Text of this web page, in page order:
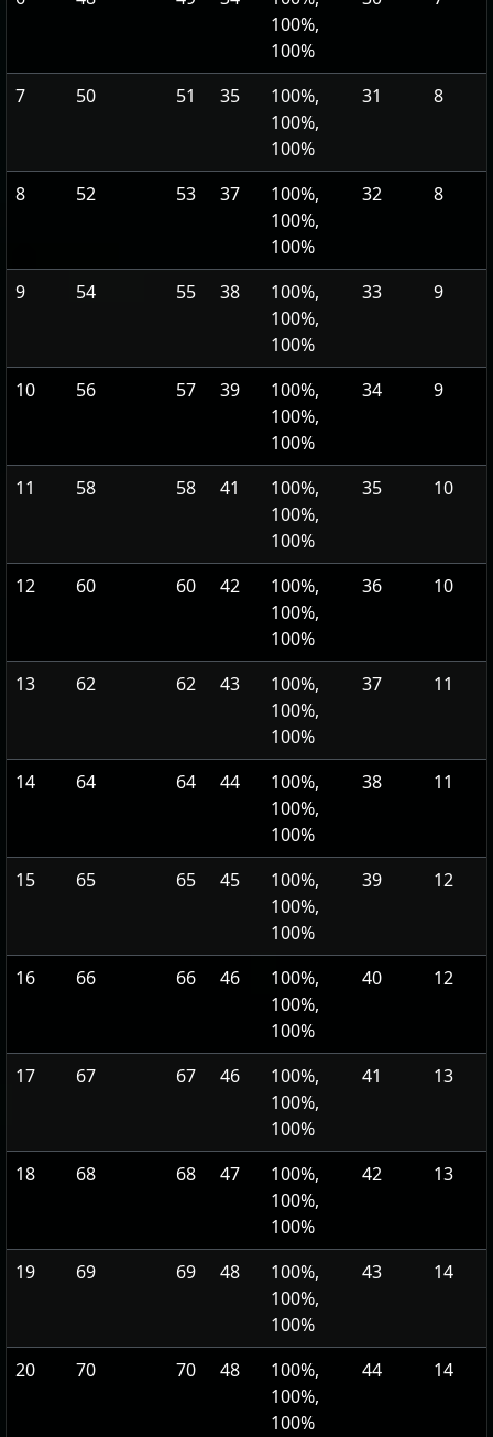
100%,
100%
7 50 51 35
100%,
100%,
100%
31 8
8 52 53 37
100%,
100%,
100%
32 8
9 54 55 38
100%,
100%,
100%
33 9
10 56 57 39
100%,
100%,
100%
34 9
11 58 58 41
100%,
100%,
100%
35 10
12 60 60 42
100%,
100%,
100%
36 10
13 62 62 43
100%,
100%,
100%
37 11
14 64 64 44
100%,
100%,
100%
38 11
15 65 65 45
100%,
100%,
100%
39 12
16 66 66 46
100%,
100%,
100%
40 12
17 67 67 46
100%,
100%,
100%
41 13
18 68 68 47
100%,
100%,
100%
42 13
19 69 69 48
100%,
100%,
100%
43 14
20 70 70 48
100%,
100%,
100%
44 14